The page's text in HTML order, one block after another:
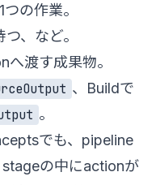
の作業。
、など。
渡す成果物。
、Buildで
。
でも、pipeline
の中にactionが